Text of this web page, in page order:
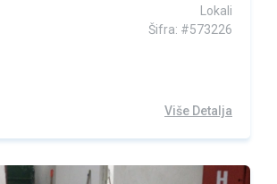
Lokali
Šifra: #573226
Više Detalja